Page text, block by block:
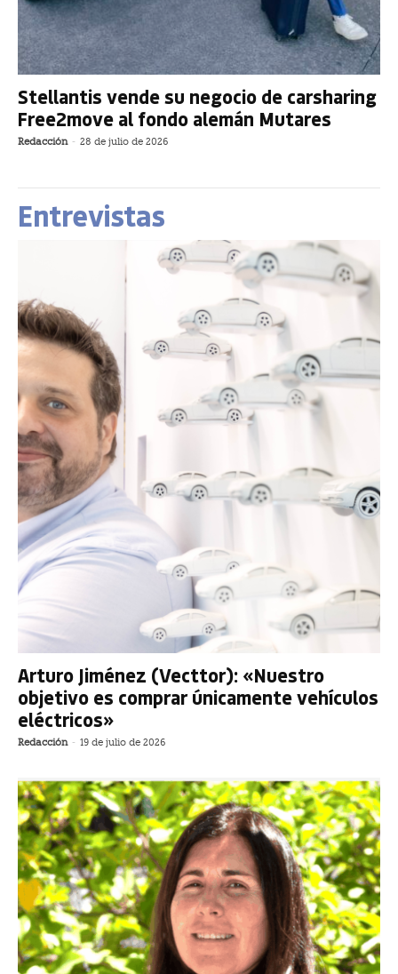
Stellantis vende su negocio de carsharing
Free2move al fondo alemán Mutares
Redacción - 28 de julio de 2026
Entrevistas
Arturo Jiménez (Vecttor): «Nuestro
objetivo es comprar únicamente vehículos
eléctricos»
Redacción - 19 de julio de 2026